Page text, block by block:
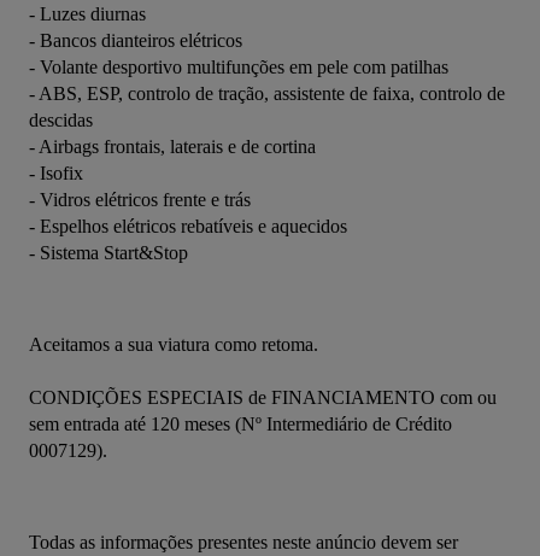
- Luzes diurnas
- Bancos dianteiros elétricos
- Volante desportivo multifunções em pele com patilhas
- ABS, ESP, controlo de tração, assistente de faixa, controlo de
descidas
- Airbags frontais, laterais e de cortina
- Isofix
- Vidros elétricos frente e trás
- Espelhos elétricos rebatíveis e aquecidos
- Sistema Start&Stop
Aceitamos a sua viatura como retoma.
CONDIÇÕES ESPECIAIS de FINANCIAMENTO com ou
sem entrada até 120 meses (Nº Intermediário de Crédito
0007129).
Todas as informações presentes neste anúncio devem ser